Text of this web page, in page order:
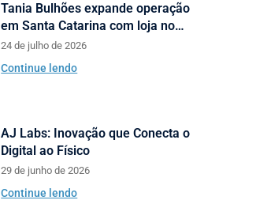
Tania Bulhões expande operação
em Santa Catarina com loja no
Neumarkt Shopping
24 de julho de 2026
Continue lendo
AJ Labs: Inovação que Conecta o
Digital ao Físico
29 de junho de 2026
Continue lendo